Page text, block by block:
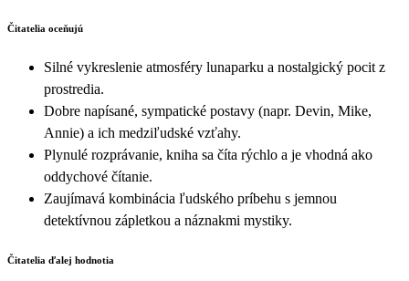
Čitatelia oceňujú
Silné vykreslenie atmosféry lunaparku a nostalgický pocit z
prostredia.
Dobre napísané, sympatické postavy (napr. Devin, Mike,
Annie) a ich medziľudské vzťahy.
Plynulé rozprávanie, kniha sa číta rýchlo a je vhodná ako
oddychové čítanie.
Zaujímavá kombinácia ľudského príbehu s jemnou
detektívnou zápletkou a náznakmi mystiky.
Čitatelia ďalej hodnotia